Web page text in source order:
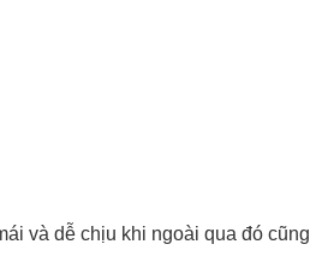
và dễ chịu khi ngoài qua đó cũng